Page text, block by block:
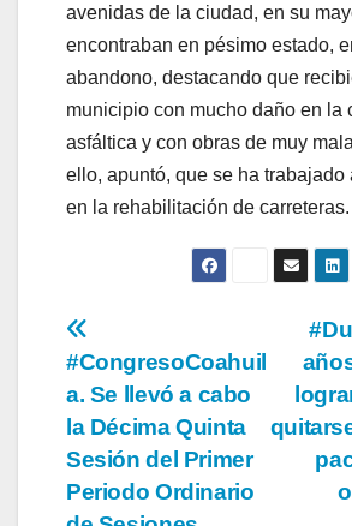
avenidas de la ciudad, en su
encontraban en pésimo estado,
abandono, destacando que
municipio con mucho daño en la
asfáltica y con obras de muy
ello, apuntó, que se ha trabajado
en la rehabilitación de carreteras.
Navegación
de
entradas
#CongresoCoahuil
a. Se llevó a cabo
la Décima Quinta
Sesión del Primer
Periodo Ordinario